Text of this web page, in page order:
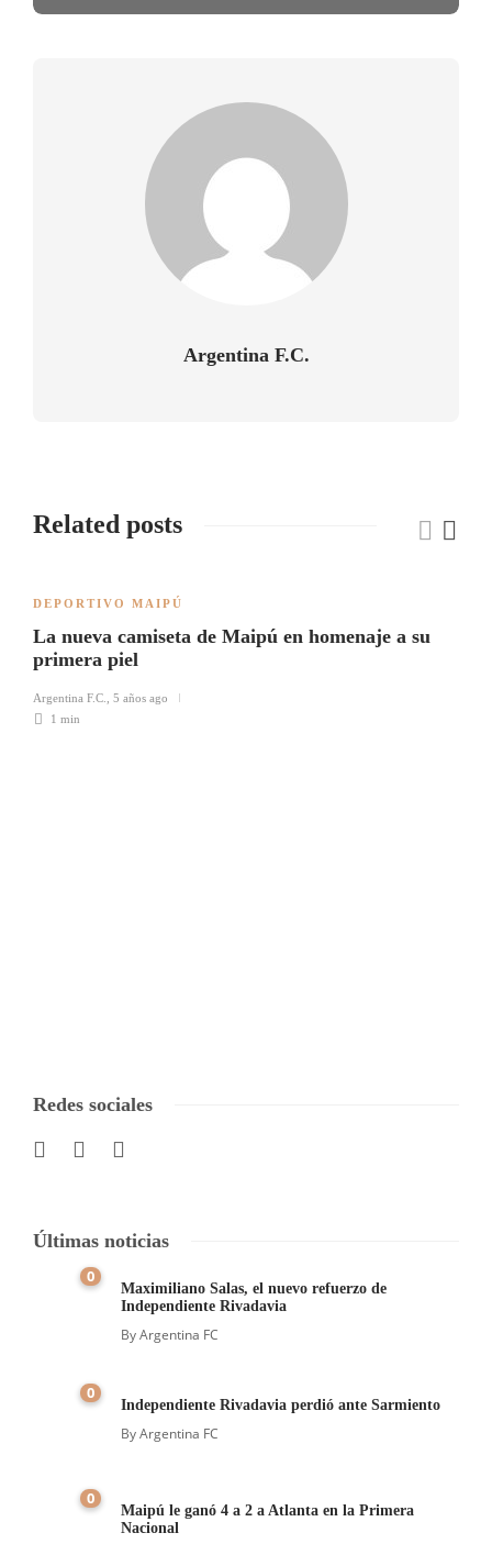
Argentina F.C.
Related posts
DEPORTIVO MAIPÚ
La nueva camiseta de Maipú en homenaje a su
primera piel
Argentina F.C.
5 años ago
1 min
Redes sociales
Últimas noticias
0
Maximiliano Salas, el nuevo refuerzo de
Independiente Rivadavia
ByArgentina FC
0
Independiente Rivadavia perdió ante Sarmiento
ByArgentina FC
0
Maipú le ganó 4 a 2 a Atlanta en la Primera
Nacional